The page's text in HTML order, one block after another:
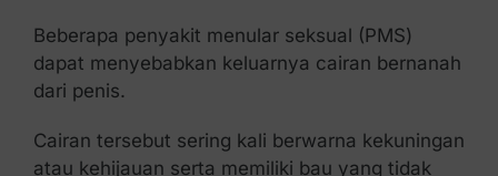
Beberapa penyakit menular seksual (PMS)
dapat menyebabkan keluarnya cairan bernanah
dari penis.
Cairan tersebut sering kali berwarna kekuningan
atau kehijauan serta memiliki bau yang tidak